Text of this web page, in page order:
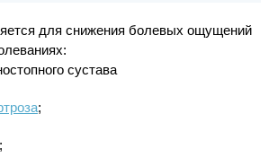
для снижения болевых ощущений
;